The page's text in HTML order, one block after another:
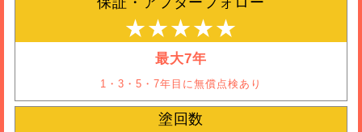
★★★★★
最大7年
1・3・5・7年目に無償点検あり
塗回数